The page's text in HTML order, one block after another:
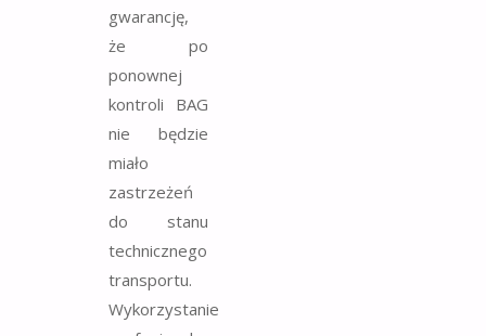
gwarancję,
że po
ponownej
kontroli BAG
nie będzie
miało
zastrzeżeń
do stanu
technicznego
transportu.
Wykorzystanie